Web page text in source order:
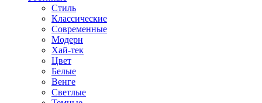
Стиль
Классические
Современные
Модерн
Хай-тек
Цвет
Белые
Венге
Светлые